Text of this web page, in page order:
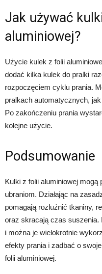
Jak używać
aluminiowej?
Użycie kulek z folii
dodać kilka kulek do pralki
rozpoczęciem cyklu prania.
pralkach automatycznych,
Po zakończeniu prania
kolejne użycie.
Podsumowanie
Kulki z folii aluminiowej
ubraniom. Działając na
pomagają rozluźnić tkaniny,
oraz skracają czas suszenia.
i można je wielokrotnie
efekty prania i zadbać o
folii aluminiowej.